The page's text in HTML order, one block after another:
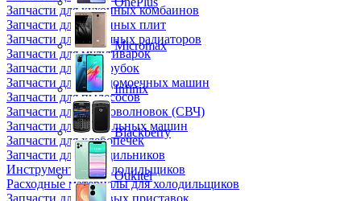
Запчасти для кухонных комбаинов
Запчасти для кухонных плит
Запчасти для масляных радиаторов
Запчасти для мультиварок
Запчасти для мясорубок
Запчасти для посудомоечных машин
Запчасти для пылесосов
Запчасти для микроволновок (СВЧ)
Запчасти для стиральных машин
Запчасти для хлебопечек
Запчасти для холодильников
Инструмент для холодильщиков
Расходные материалы для холодильщиков
Запчасти для игровых приставок
Micromax
Infinix
Blackberry
Oukitel